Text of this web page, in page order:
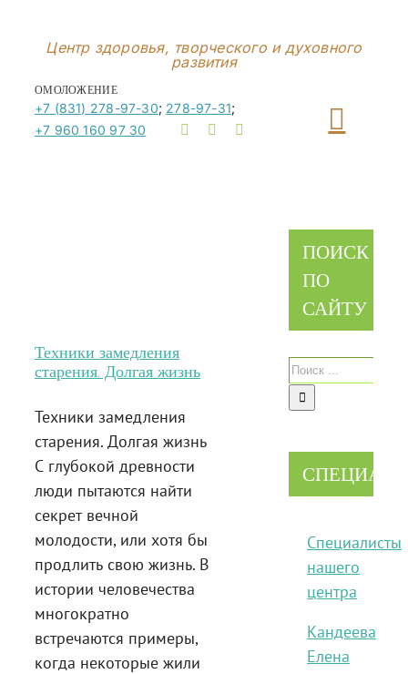
Центр здоровья, творческого и духовного
развития
ОМОЛОЖЕНИЕ
+7 (831) 278-97-30; 278-97-31;
+7 960 160 97 30
Техники замедления
старения. Долгая жизнь
Техники замедления
старения. Долгая жизнь
С глубокой древности
люди пытаются найти
секрет вечной
молодости, или хотя бы
продлить свою жизнь. В
истории человечества
многократно
встречаются примеры,
когда некоторые жили
ПОИСК
ПО
САЙТУ
Результат
поиска:
Специалисты
нашего
центра
Кандеева
Елена